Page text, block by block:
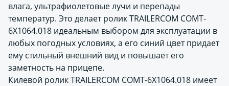
влага, ультрафиолетовые лучи и перепады
температур. Это делает ролик TRAILERCOM COMT-
6X1064.018 идеальным выбором для эксплуатации в
любых погодных условиях, а его синий цвет придает
ему стильный внешний вид и повышает его
заметность на прицепе.
Килевой ролик TRAILERCOM COMT-6X1064.018 имеет